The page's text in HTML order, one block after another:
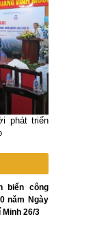
phát triển
biển công
năm Ngày
Minh 26/3